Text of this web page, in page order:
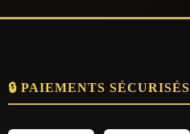
plusieurs
options
🔒 PAIEMENTS SÉCURISÉS